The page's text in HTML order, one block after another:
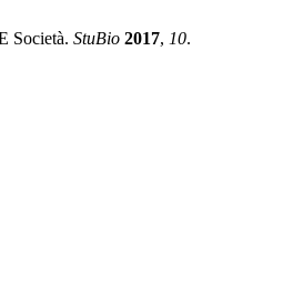
Società. StuBio 2017, 10.